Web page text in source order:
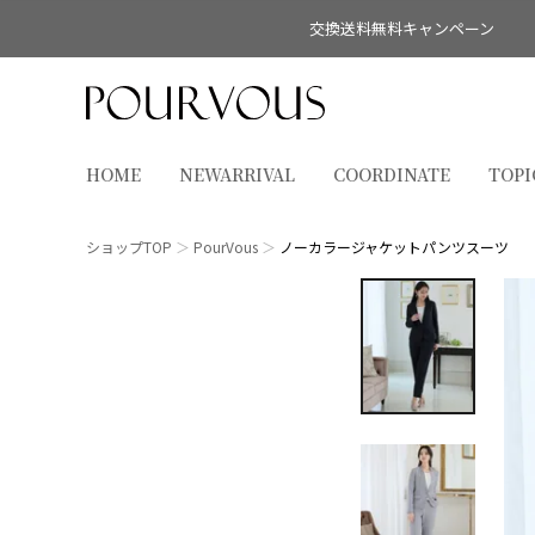
交換送料無料キャンペーン
HOME NEWARRIVAL COORDINATE
ショップTOP PourVous ノーカラージャケットパンツスーツ